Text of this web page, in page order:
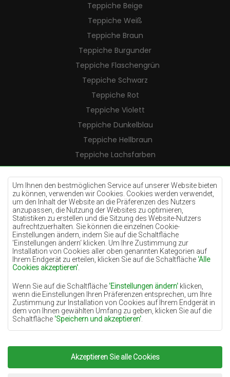
Um Ihnen den bestmöglichen Service auf unserer Website bieten
zu können, verwenden wir Cookies. Cookies werden verwendet,
um den Inhalt der Website an die Präferenzen des Nutzers
anzupassen, die Nutzung der Websites zu optimieren,
Statistiken zu erstellen und die Sitzung des Website-Nutzers
aufrechtzuerhalten. Sie können die einzelnen Cookie-
Einstellungen ändern, indem Sie auf die Schaltfläche
'Einstellungen ändern‘ klicken. Um Ihre Zustimmung zur
Installation von Cookies aller oben genannten Kategorien auf
Ihrem Endgerät zu erteilen, klicken Sie auf die Schaltfläche 'Alle
Cookies akzeptieren'
Wenn Sie auf die Schaltfläche 'Einstellungen ändern' klicken,
wenn die Einstellungen Ihren Präferenzen entsprechen, um Ihre
Zustimmung zur Installation von Cookies auf Ihrem Endgerät in
dem von Ihnen gewählten Umfang zu geben, klicken Sie auf die
Schaltfläche 'Speichern und akzeptieren'
Grundlage für die Verarbeitung das berechtigte Interesse des
Datenverwalters (TEPPICHECHEMEX) oder Dritter in Form der
Bereitstellung qualitativ hochwertiger Dienste auf unserer
Website und der Marketingaktivitäten des Datenverwalters und
Akzeptieren Sie alle Cookies
Teppiche Beige
Teppiche Weiß
Teppiche Braun
Teppiche Burgunder
Teppiche Flaschengrün
Teppiche Schwarz
Teppiche Rot
Teppiche Violett
Teppiche Dunkelblau
Teppiche Hellbraun
Teppiche Lachsfarben
Teppiche Cremefarben
Teppiche Lilac
Teppiche Gelb
Teppiche Pfefferminz
Teppiche Blau
Teppiche Orange
Teppiche Rosa
Teppiche Terrakotte
Teppiche Grün
Teppiche Golden
Copyright 2022Teppiche Chemex.Alle Rechte